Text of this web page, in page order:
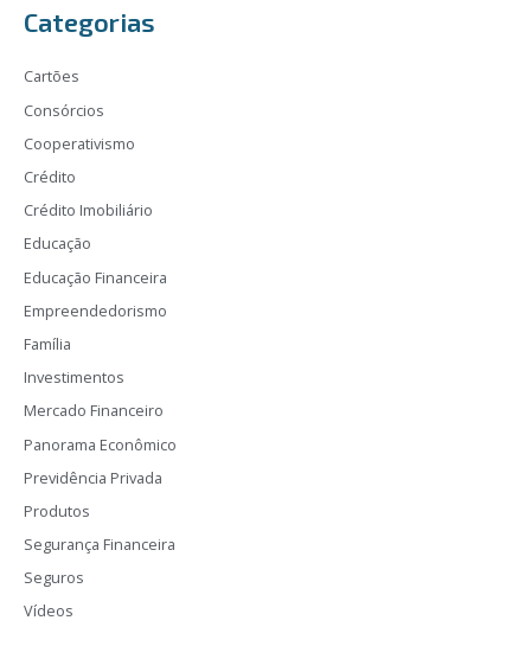
Categorias
Cartões
Consórcios
Cooperativismo
Crédito
Crédito Imobiliário
Educação
Educação Financeira
Empreendedorismo
Família
Investimentos
Mercado Financeiro
Panorama Econômico
Previdência Privada
Produtos
Segurança Financeira
Seguros
Vídeos